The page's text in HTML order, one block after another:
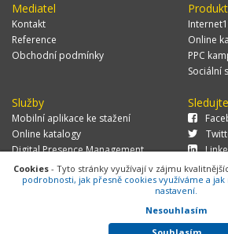
Mediatel
Kontakt
Reference
Obchodní podmínky
Online
PPC
Sociální
Služby
Mobilní aplikace ke stažení
Online katalogy
Digital Presence Management
Více zákazníků
© 2026 MEDIATEL CZ, s.r.o.,Za Potokem 46/
+420 771 270 421, verze
Cookies - Tyto stránky využívají v zájmu
podrobnosti, jak přesně cookies využíváme a
nastavení.
Nesouhlasím
Souhlasím